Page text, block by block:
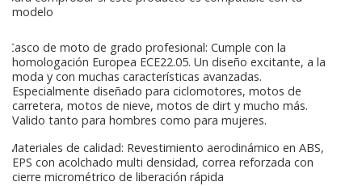
modelo
Casco de moto de grado profesional: Cumple con la
homologación Europea ECE22.05. Un diseño excitante, a la
moda y con muchas características avanzadas.
Especialmente diseñado para ciclomotores, motos de
carretera, motos de nieve, motos de dirt y mucho más.
Valido tanto para hombres como para mujeres.
Materiales de calidad: Revestimiento aerodinámico en ABS,
EPS con acolchado multi densidad, correa reforzada con
cierre micrométrico de liberación rápida